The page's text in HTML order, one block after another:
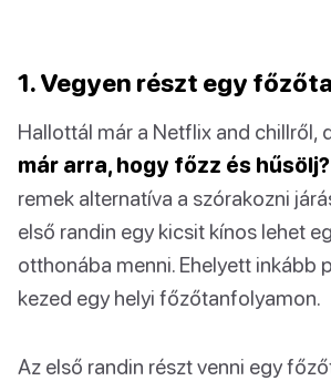
1. Vegyen részt egy
Hallottál már a Netflix and chillről,
már arra, hogy főzz és hűsölj?
remek alternatíva a szórakozni
első randin egy kicsit kínos lehet
otthonába menni. Ehelyett inkább
kezed egy helyi főzőtanfolyamon.
Az első randin részt venni egy